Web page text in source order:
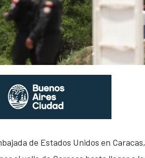
de Estados Unidos en Caracas,